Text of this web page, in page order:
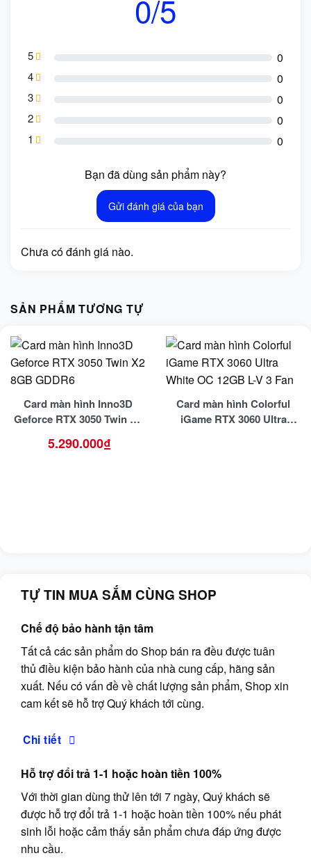
0/5
5 0
4 0
3 0
2 0
1 0
Bạn đã dùng sản phẩm này?
Gửi đánh giá của bạn
Chưa có đánh giá nào.
SẢN PHẨM TƯƠNG TỰ
Card màn hình Inno3D
Geforce RTX 3050 Twin X2
5.290.000₫
Card màn hình Colorful
iGame RTX 3060 Ultra
TỰ TIN MUA SẮM CÙNG SHOP
Chế độ bảo hành tận tâm
Tất cả các sản phẩm do Shop bán ra đều được tuân
thủ điều kiện bảo hành của nhà cung cấp, hãng sản
xuất. Nếu có vấn đề về chất lượng sản phẩm, Shop xin
cam kết sẽ hỗ trợ Quý khách tới cùng.
Chi tiết
Hỗ trợ đổi trả 1-1 hoặc hoàn tiền 100%
Với thời gian dùng thử lên tới 7 ngày, Quý khách sẽ
được hỗ trợ đổi trả 1-1 hoặc hoàn tiền 100% nếu phát
sinh lỗi hoặc cảm thấy sản phẩm chưa đáp ứng được
nhu cầu.